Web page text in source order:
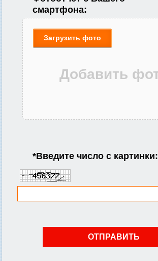
смартфона:
Загрузить фото
*Введите число с картинки: